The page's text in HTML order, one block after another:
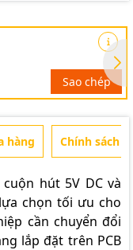
Sao chép
hàng Chính sách
hút 5V DC và
chọn tối ưu cho
cần chuyển đổi
lắp đặt trên PCB